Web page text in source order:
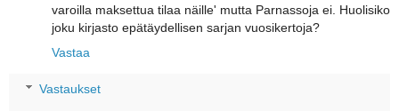
varoilla maksettua tilaa näille' mutta Parnassoja ei. Huolisiko
joku kirjasto epätäydellisen sarjan vuosikertoja?
Vastaa
Vastaukset